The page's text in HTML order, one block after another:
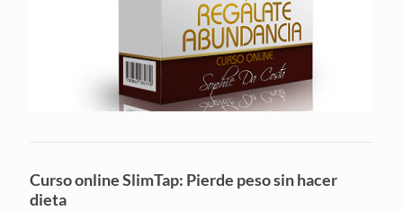
Curso online SlimTap: Pierde peso sin hacer
dieta